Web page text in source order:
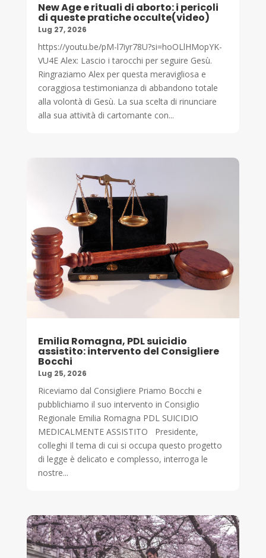
New Age e rituali di aborto: i pericoli
di queste pratiche occulte(video)
Lug 27, 2026
https://youtu.be/pM-l7iyr78U?si=hoOLlHMopYK-
VU4E Alex: Lascio i tarocchi per seguire Gesù.
Ringraziamo Alex per questa meravigliosa e
coraggiosa testimonianza di abbandono totale
alla volontà di Gesù. La sua scelta di rinunciare
alla sua attività di cartomante con...
Emilia Romagna, PDL suicidio
assistito: intervento del Consigliere
Bocchi
Lug 25, 2026
Riceviamo dal Consigliere Priamo Bocchi e
pubblichiamo il suo intervento in Consiglio
Regionale Emilia Romagna PDL SUICIDIO
MEDICALMENTE ASSISTITO Presidente,
colleghi Il tema di cui si occupa questo progetto
di legge è delicato e complesso, interroga le
nostre...